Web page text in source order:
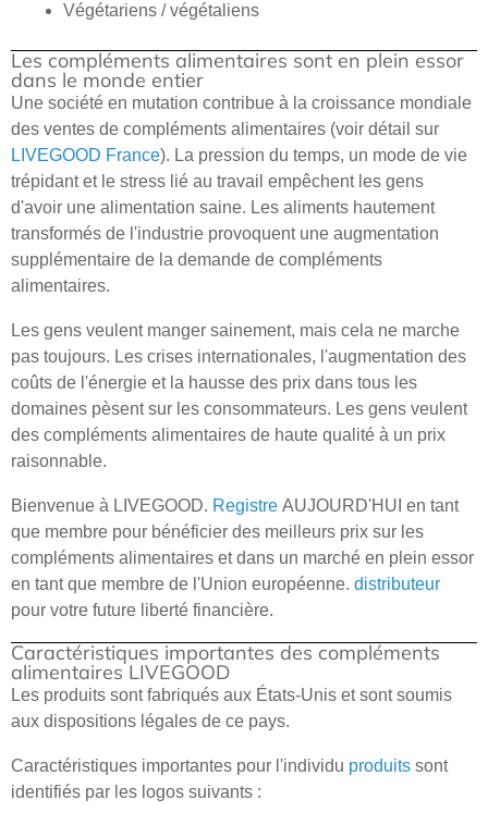
Végétariens / végétaliens
Les compléments alimentaires sont en plein essor
dans le monde entier
Une société en mutation contribue à la croissance mondiale
des ventes de compléments alimentaires (voir détail sur
LIVEGOOD France). La pression du temps, un mode de vie
trépidant et le stress lié au travail empêchent les gens
d'avoir une alimentation saine. Les aliments hautement
transformés de l'industrie provoquent une augmentation
supplémentaire de la demande de compléments
alimentaires.
Les gens veulent manger sainement, mais cela ne marche
pas toujours. Les crises internationales, l'augmentation des
coûts de l'énergie et la hausse des prix dans tous les
domaines pèsent sur les consommateurs. Les gens veulent
des compléments alimentaires de haute qualité à un prix
raisonnable.
Bienvenue à LIVEGOOD. Registre AUJOURD'HUI en tant
que membre pour bénéficier des meilleurs prix sur les
compléments alimentaires et dans un marché en plein essor
en tant que membre de l'Union européenne. distributeur
pour votre future liberté financière.
Caractéristiques importantes des compléments
alimentaires LIVEGOOD
Les produits sont fabriqués aux États-Unis et sont soumis
aux dispositions légales de ce pays.
Caractéristiques importantes pour l'individu produits sont
identifiés par les logos suivants :